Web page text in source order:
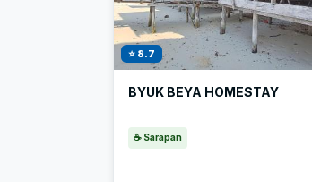
⭐ 8.7
BYUK BEYA HOMESTAY
☕ Sarapan